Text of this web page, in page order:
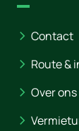
Contact
Route &
Over ons